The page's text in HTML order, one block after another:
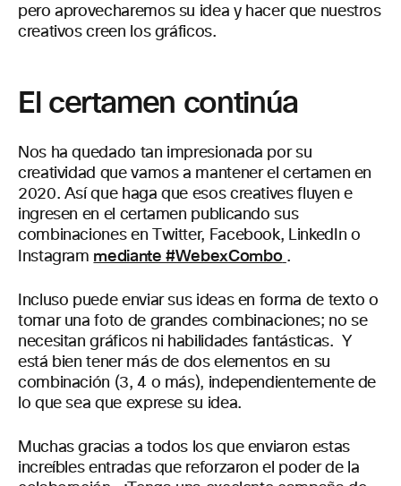
pero aprovecharemos su idea y hacer que nuestros
creativos creen los gráficos.
El certamen continúa
Nos ha quedado tan impresionada por su
creatividad que vamos a mantener el certamen en
2020. Así que haga que esos creatives fluyen e
ingresen en el certamen publicando sus
combinaciones en Twitter, Facebook, LinkedIn o
Instagram mediante #WebexCombo .
Incluso puede enviar sus ideas en forma de texto o
tomar una foto de grandes combinaciones; no se
necesitan gráficos ni habilidades fantásticas. Y
está bien tener más de dos elementos en su
combinación (3, 4 o más), independientemente de
lo que sea que exprese su idea.
Muchas gracias a todos los que enviaron estas
increíbles entradas que reforzaron el poder de la